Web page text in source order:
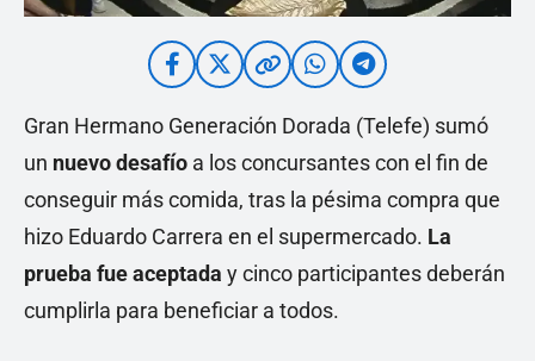
Gran Hermano Generación Dorada (Telefe) sumó
un nuevo desafío a los concursantes con el fin de
conseguir más comida, tras la pésima compra que
hizo Eduardo Carrera en el supermercado. La
prueba fue aceptada y cinco participantes deberán
cumplirla para beneficiar a todos.